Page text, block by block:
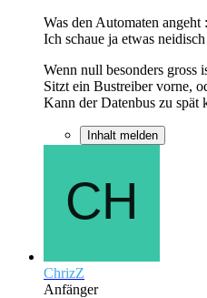
Was den Automaten angeht :
Ich schaue ja etwas
Wenn null besonders gross
Sitzt ein Bustreiber vorne,
Kann der Datenbus zu spät
Inhalt melden
ChrizZ
Anfänger